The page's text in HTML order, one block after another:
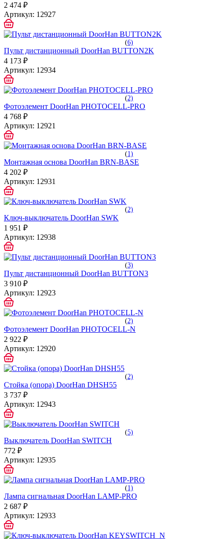
2 474 ₽
Артикул: 12927
(6)
Пульт дистанционный DoorHan BUTTON2K
4 173 ₽
Артикул: 12934
(2)
Фотоэлемент DoorHan PHOTOCELL-PRO
4 768 ₽
Артикул: 12921
(1)
Монтажная основа DoorHan BRN-BASE
4 202 ₽
Артикул: 12931
(2)
Ключ-выключатель DoorHan SWK
1 951 ₽
Артикул: 12938
(3)
Пульт дистанционный DoorHan BUTTON3
3 910 ₽
Артикул: 12923
(2)
Фотоэлемент DoorHan PHOTOCELL-N
2 922 ₽
Артикул: 12920
(2)
Стойка (опора) DoorHan DHSH55
3 737 ₽
Артикул: 12943
(5)
Выключатель DoorHan SWITCH
772 ₽
Артикул: 12935
(1)
Лампа сигнальная DoorHan LAMP-PRO
2 687 ₽
Артикул: 12933